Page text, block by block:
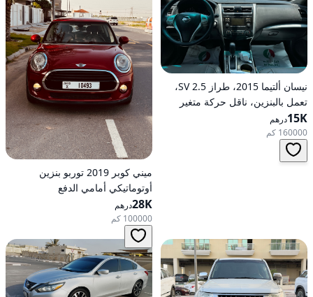
نيسان ألتيما 2015، طراز 2.5 SV،
تعمل بالبنزين، ناقل حركة متغير
مستمر (CVT)، دفع أمامي
15Kدرهم
160000 كم
ميني كوبر 2019 توربو بنزين
أوتوماتيكي أمامي الدفع
28Kدرهم
100000 كم